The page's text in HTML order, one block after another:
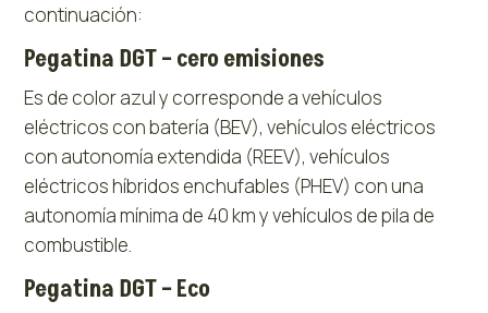
continuación:
Pegatina DGT – cero emisiones
Es de color azul y corresponde a vehículos
eléctricos con batería (BEV), vehículos eléctricos
con autonomía extendida (REEV), vehículos
eléctricos híbridos enchufables (PHEV) con una
autonomía mínima de 40 km y vehículos de pila de
combustible.
Pegatina DGT – Eco